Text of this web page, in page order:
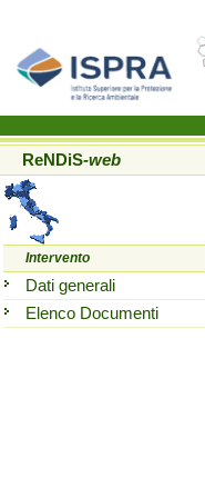
ReNDiS-web
Intervento
Dati generali
Elenco Documenti